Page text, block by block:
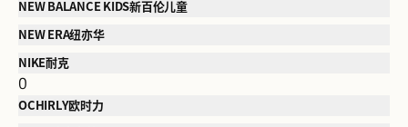
NEW BALANCE KIDS新百伦儿童
NEW ERA纽亦华
NIKE耐克
O
OCHIRLY欧时力